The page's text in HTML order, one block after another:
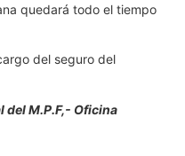
quedará todo el tiempo
del seguro del
M.P.F,- Oficina